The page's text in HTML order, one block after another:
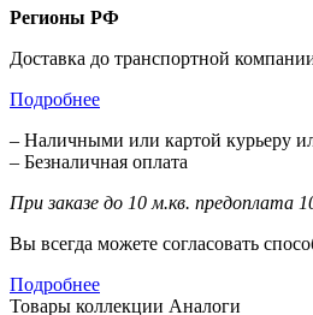
Регионы РФ
Доставка до транспортной
Подробнее
– Наличными или картой курьеру
– Безналичная оплата
При заказе до 10 м.кв. предоплата
Вы всегда можете согласовать
Подробнее
Товары коллекции Аналоги